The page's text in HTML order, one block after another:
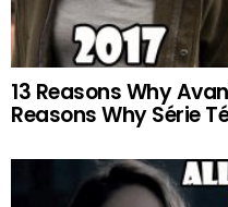
13 Reasons Why
Reasons Why Série